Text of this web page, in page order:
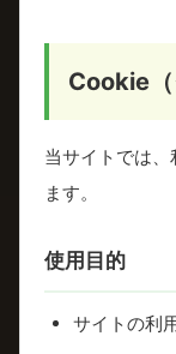
Cookie
当サイトでは
ます。
使用目的
サイトの利